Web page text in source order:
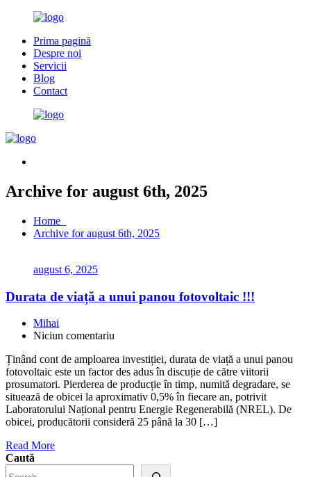
Prima pagină
Despre noi
Servicii
Blog
Contact
Archive for august 6th, 2025
Home
Archive for august 6th, 2025
august 6, 2025
Durata de viață a unui panou fotovoltaic !!!
Mihai
Niciun comentariu
Ținând cont de amploarea investiției, durata de viață a unui panou
fotovoltaic este un factor des adus în discuție de către viitorii
prosumatori. Pierderea de producție în timp, numită degradare, se
situează de obicei la aproximativ 0,5% în fiecare an, potrivit
Laboratorului Național pentru Energie Regenerabilă (NREL). De
obicei, producătorii consideră 25 până la 30 […]
Read More
Caută